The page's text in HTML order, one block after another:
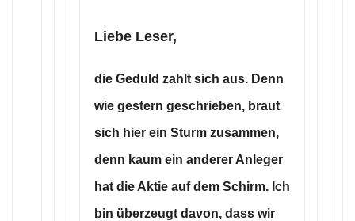
Liebe Leser,
die Geduld zahlt sich aus. Denn
wie gestern geschrieben, braut
sich hier ein Sturm zusammen,
denn kaum ein anderer Anleger
hat die Aktie auf dem Schirm. Ich
bin überzeugt davon, dass wir